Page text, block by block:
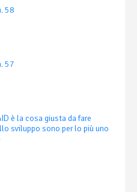
58
57
è la cosa giusta da fare
sviluppo sono per lo più uno